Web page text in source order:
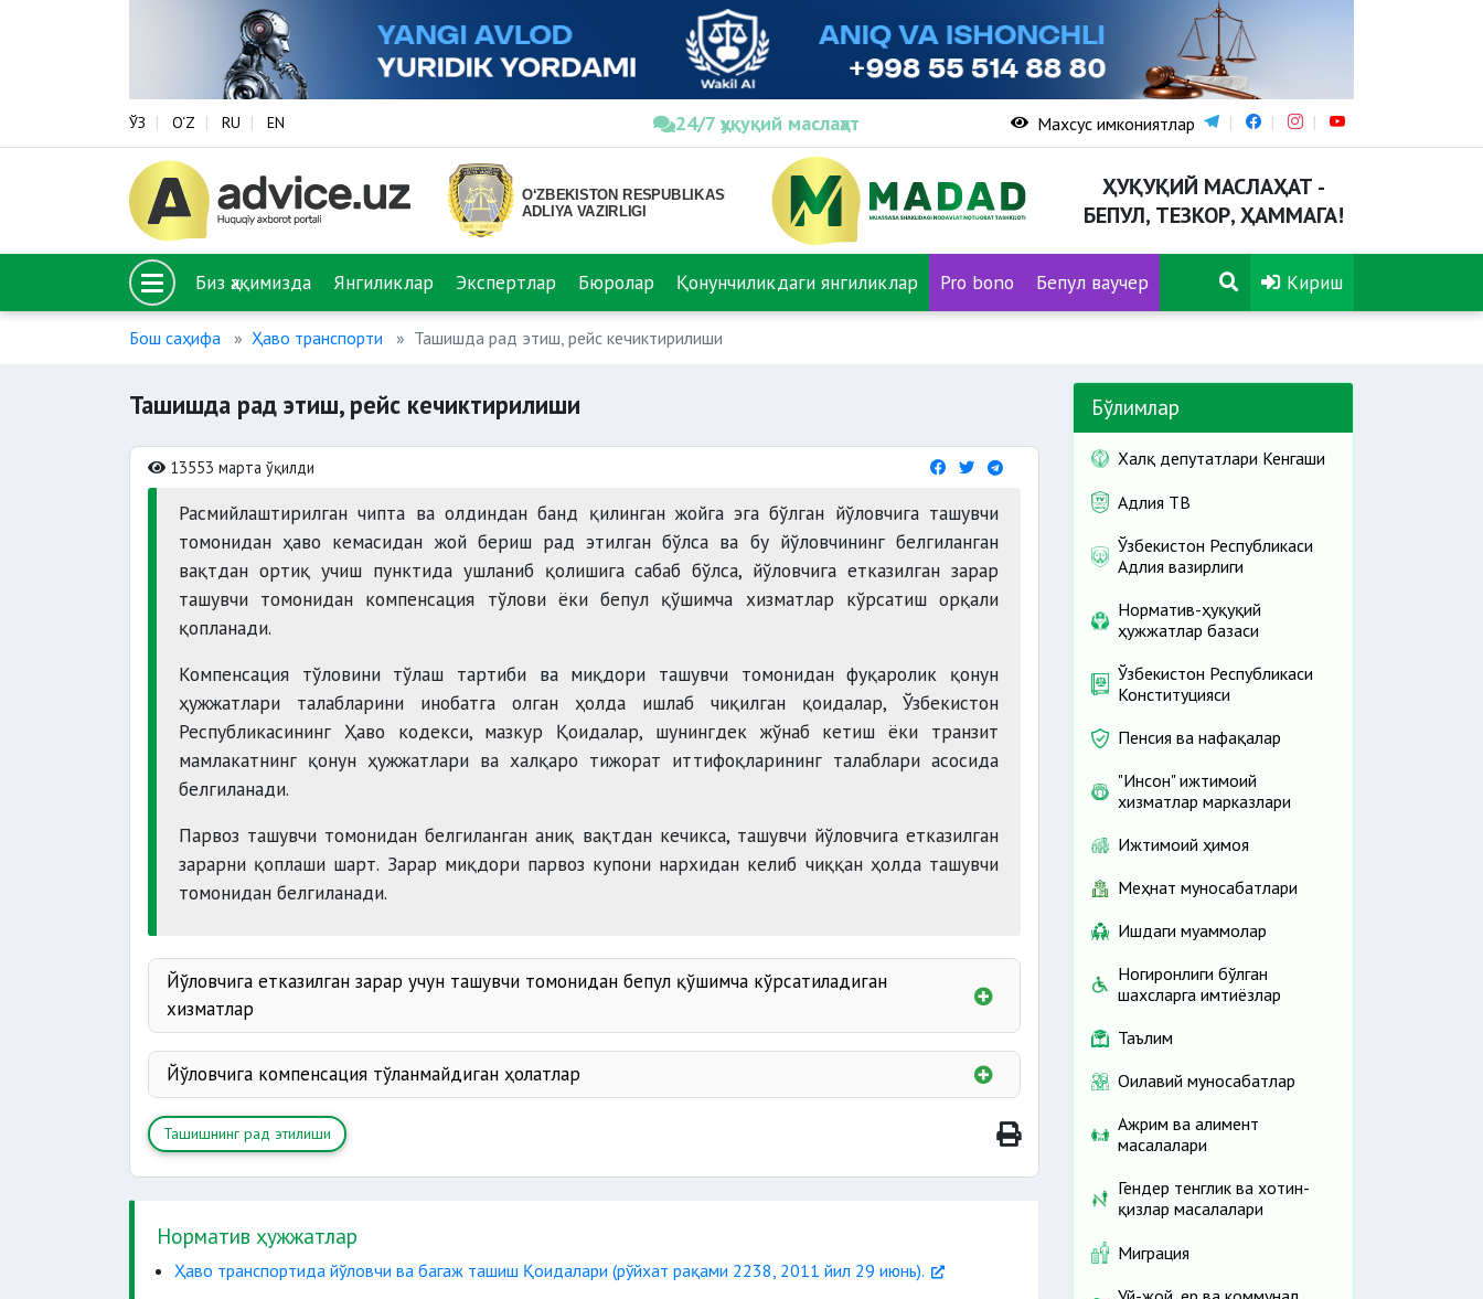
ЎЗ O‘Z RU EN 24/7 ҳуқуқий маслаҳат Махсус имкониятлар
ҲУҚУҚИЙ МАСЛАҲАТ -
БЕПУЛ, ТЕЗКОР, ҲАММАГА!
Биз ҳақимизда Янгиликлар Экспертлар Бюролар Қонунчиликдаги янгиликлар Pro bono Бепул ваучер Кириш
Бош саҳифа Ҳаво транспорти Ташишда рад этиш, рейс кечиктирилиши
Ташишда рад этиш, рейс кечиктирилиши
13553 марта ўқилди
Расмийлаштирилган чипта ва олдиндан банд қилинган жойга эга бўлган йўловчига ташувчи
томонидан ҳаво кемасидан жой бериш рад этилган бўлса ва бу йўловчининг белгиланган
вақтдан ортиқ учиш пунктида ушланиб қолишига сабаб бўлса, йўловчига етказилган зарар
ташувчи томонидан компенсация тўлови ёки бепул қўшимча хизматлар кўрсатиш орқали
қопланади.
Компенсация тўловини тўлаш тартиби ва миқдори ташувчи томонидан фуқаролик қонун
ҳужжатлари талабларини инобатга олган ҳолда ишлаб чиқилган қоидалар, Ўзбекистон
Республикасининг Ҳаво кодекси, мазкур Қоидалар, шунингдек жўнаб кетиш ёки транзит
мамлакатнинг қонун ҳужжатлари ва халқаро тижорат иттифоқларининг талаблари асосида
белгиланади.
Парвоз ташувчи томонидан белгиланган аниқ вақтдан кечикса, ташувчи йўловчига етказилган
зарарни қоплаши шарт. Зарар миқдори парвоз купони нархидан келиб чиққан ҳолда ташувчи
томонидан белгиланади.
Йўловчига етказилган зарар учун ташувчи томонидан бепул қўшимча кўрсатиладиган
хизматлар
бир маротаба
телеграмма юбориш
озиқ-овқат
қайтишни
харажатларни тўлаш
Йўловчига компенсация тўланмайдиган ҳолатлар
юқорироқ классда
Ташишнинг рад этилиши
Норматив ҳужжатлар
Ҳаво транспортида йўловчи ва багаж ташиш Қоидалари (рўйхат рақами 2238, 2011 йил 29 июнь).
Бўлимлар
Халқ депутатлари Кенгаши
Адлия ТВ
Ўзбекистон Республикаси
Адлия вазирлиги
Норматив-ҳуқуқий
ҳужжатлар базаси
Ўзбекистон Республикаси
Конституцияси
Пенсия ва нафақалар
"Инсон" ижтимоий
хизматлар марказлари
Ижтимоий ҳимоя
Меҳнат муносабатлари
Ишдаги муаммолар
Ногиронлиги бўлган
шахсларга имтиёзлар
Таълим
Оилавий муносабатлар
Ажрим ва алимент
масалалари
Гендер тенглик ва хотин-
қизлар масалалари
Миграция